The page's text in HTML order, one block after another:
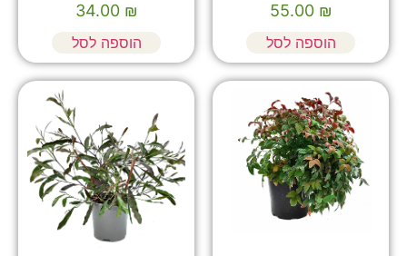
₪
55.00
הוספה לסל
₪
34.00
הוספה לסל